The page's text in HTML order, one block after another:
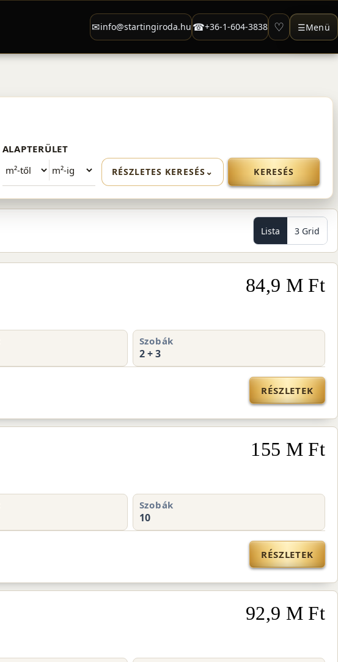
✉info@startingiroda.hu ☎+36-1-604-3838 ♡ ☰Menü
ALAPTERÜLET
RÉSZLETES KERESÉS ⌄ KERESÉS
Lista 3 Grid
84,9 M Ft
Szobák
2 + 3
RÉSZLETEK
155 M Ft
Szobák
10
RÉSZLETEK
92,9 M Ft